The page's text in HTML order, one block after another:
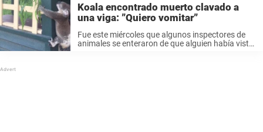
on Tuesday, December ...
Koala encontrado muerto clavado a
una viga: ”Quiero vomitar”
Fue este miércoles que algunos inspectores de
animales se enteraron de que alguien había visto